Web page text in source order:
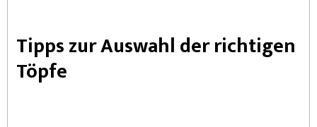
Tipps zur Auswahl der richtigen
Töpfe